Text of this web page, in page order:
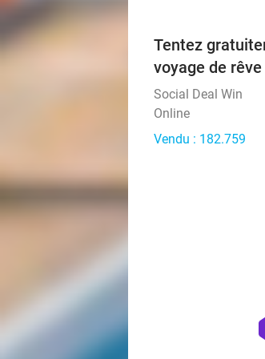
Tentez
voyage de
Social Deal Win
Online
Vendu : 182.759